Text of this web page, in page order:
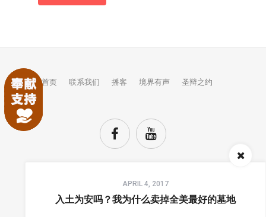
APRIL 4, 2017
入土为安吗？我为什么卖掉全美最好的墓地
首页 联系我们 播客 境界有声 圣辩之约
TOP